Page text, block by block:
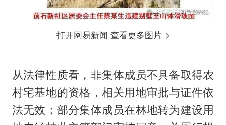
打开网易新闻 查看更多图片
从法律性质看，非集体成员不具备取得农
村宅基地的资格，相关用地审批与证件依
法无效；部分集体成员在林地转为建设用